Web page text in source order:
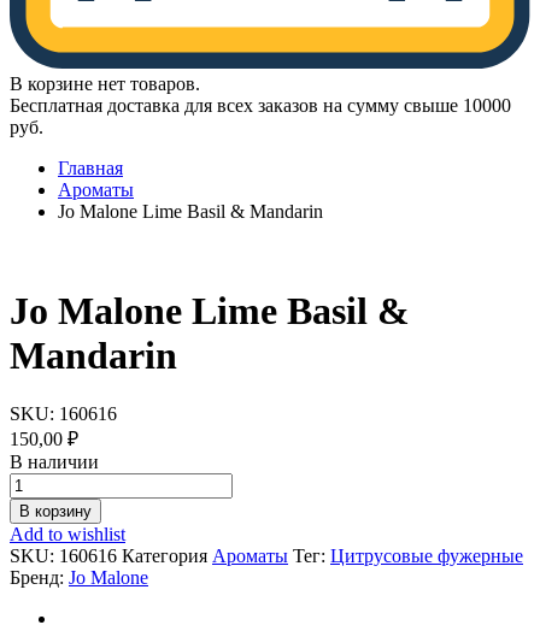
В корзине нет товаров.
Бесплатная доставка для всех заказов на сумму свыше 10000
руб.
Главная
Ароматы
Jo Malone Lime Basil & Mandarin
Jo Malone Lime Basil &
Mandarin
SKU: 160616
150,00 ₽
В наличии
Jo
Malone
Lime
Basil
&
Mandarin
quantity
В корзину
Add to wishlist
SKU: 160616 Категория Ароматы Тег: Цитрусовые фужерные
Бренд: Jo Malone